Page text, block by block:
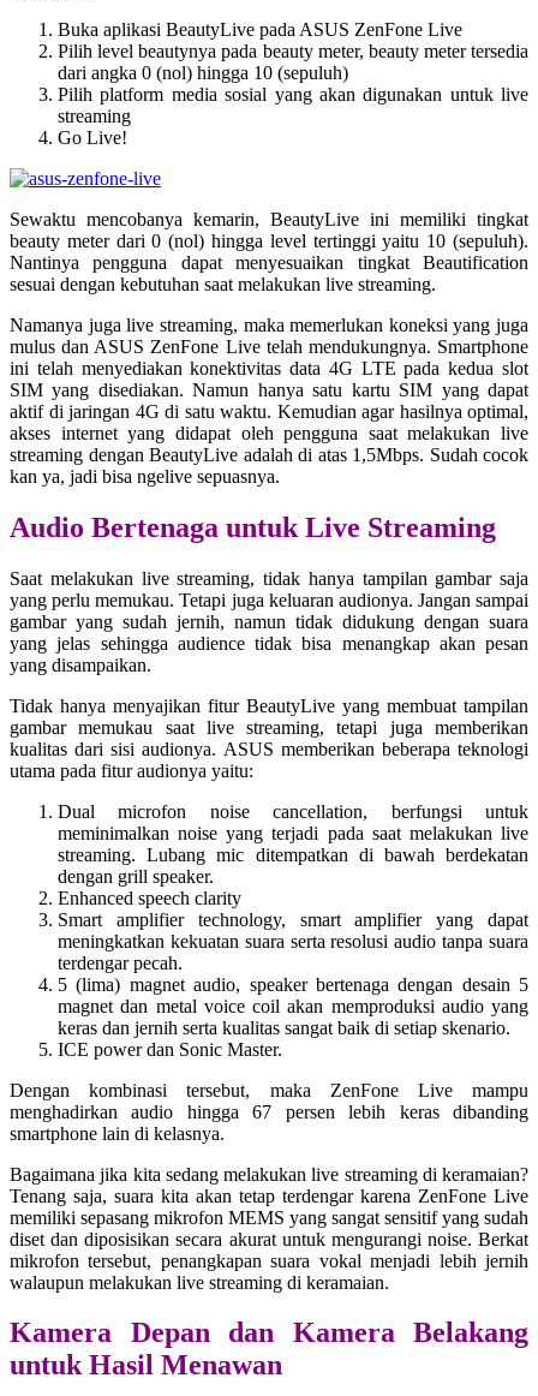
Buka aplikasi BeautyLive pada ASUS ZenFone Live
Pilih level beautynya pada beauty meter, beauty meter tersedia
dari angka 0 (nol) hingga 10 (sepuluh)
Pilih platform media sosial yang akan digunakan untuk live
streaming
Go Live!
Sewaktu mencobanya kemarin, BeautyLive ini memiliki tingkat
beauty meter dari 0 (nol) hingga level tertinggi yaitu 10 (sepuluh).
Nantinya pengguna dapat menyesuaikan tingkat Beautification
sesuai dengan kebutuhan saat melakukan live streaming.
Namanya juga live streaming, maka memerlukan koneksi yang juga
mulus dan ASUS ZenFone Live telah mendukungnya. Smartphone
ini telah menyediakan konektivitas data 4G LTE pada kedua slot
SIM yang disediakan. Namun hanya satu kartu SIM yang dapat
aktif di jaringan 4G di satu waktu. Kemudian agar hasilnya optimal,
akses internet yang didapat oleh pengguna saat melakukan live
streaming dengan BeautyLive adalah di atas 1,5Mbps. Sudah cocok
kan ya, jadi bisa ngelive sepuasnya.
Audio Bertenaga untuk Live Streaming
Saat melakukan live streaming, tidak hanya tampilan gambar saja
yang perlu memukau. Tetapi juga keluaran audionya. Jangan sampai
gambar yang sudah jernih, namun tidak didukung dengan suara
yang jelas sehingga audience tidak bisa menangkap akan pesan
yang disampaikan.
Tidak hanya menyajikan fitur BeautyLive yang membuat tampilan
gambar memukau saat live streaming, tetapi juga memberikan
kualitas dari sisi audionya. ASUS memberikan beberapa teknologi
utama pada fitur audionya yaitu:
Dual microfon noise cancellation, berfungsi untuk
meminimalkan noise yang terjadi pada saat melakukan live
streaming. Lubang mic ditempatkan di bawah berdekatan
dengan grill speaker.
Enhanced speech clarity
Smart amplifier technology, smart amplifier yang dapat
meningkatkan kekuatan suara serta resolusi audio tanpa suara
terdengar pecah.
5 (lima) magnet audio, speaker bertenaga dengan desain 5
magnet dan metal voice coil akan memproduksi audio yang
keras dan jernih serta kualitas sangat baik di setiap skenario.
ICE power dan Sonic Master.
Dengan kombinasi tersebut, maka ZenFone Live mampu
menghadirkan audio hingga 67 persen lebih keras dibanding
smartphone lain di kelasnya.
Bagaimana jika kita sedang melakukan live streaming di keramaian?
Tenang saja, suara kita akan tetap terdengar karena ZenFone Live
memiliki sepasang mikrofon MEMS yang sangat sensitif yang sudah
diset dan diposisikan secara akurat untuk mengurangi noise. Berkat
mikrofon tersebut, penangkapan suara vokal menjadi lebih jernih
walaupun melakukan live streaming di keramaian.
Kamera Depan dan Kamera Belakang
untuk Hasil Menawan